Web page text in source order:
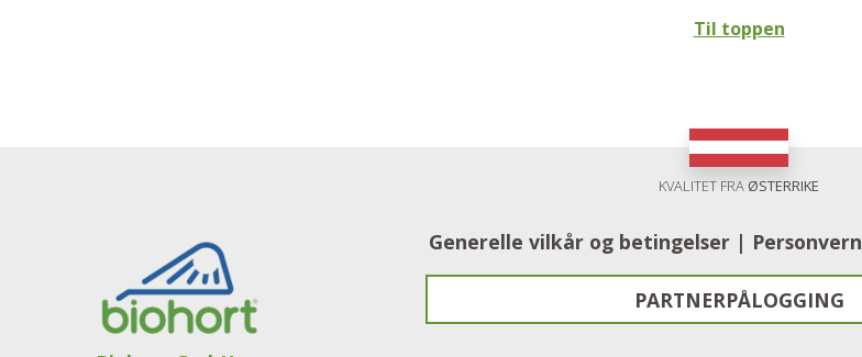
Til toppen
KVALITET FRA ØSTERRIKE
Generelle vilkår og betingelser | Personvern
PARTNERPÅLOGGING